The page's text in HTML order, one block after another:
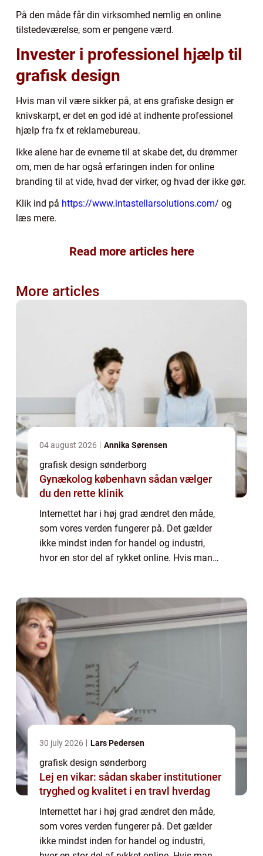
På den måde får din virksomhed nemlig en online
tilstedeværelse, som er pengene værd.
Invester i professionel hjælp til
grafisk design
Hvis man vil være sikker på, at ens grafiske design er
knivskarpt, er det en god idé at indhente professionel
hjælp fra fx et reklamebureau.
Ikke alene har de evnerne til at skabe det, du drømmer
om, men de har også erfaringen inden for online
branding til at vide, hvad der virker, og hvad der ikke gør.
Klik ind på https://www.intastellarsolutions.com/ og
læs mere.
Read more articles here
More articles
04 august 2026 Annika Sørensen
grafisk design sønderborg
Gynækolog københavn sådan vælger
du den rette klinik
Internettet har i høj grad ændret den måde,
som vores verden fungerer på. Det gælder
ikke mindst inden for handel og industri,
hvor en stor del af rykket online. Hvis man
30 july 2026 Lars Pedersen
grafisk design sønderborg
Lej en vikar: sådan skaber institutioner
tryghed og kvalitet i en travl hverdag
Internettet har i høj grad ændret den måde,
som vores verden fungerer på. Det gælder
ikke mindst inden for handel og industri,